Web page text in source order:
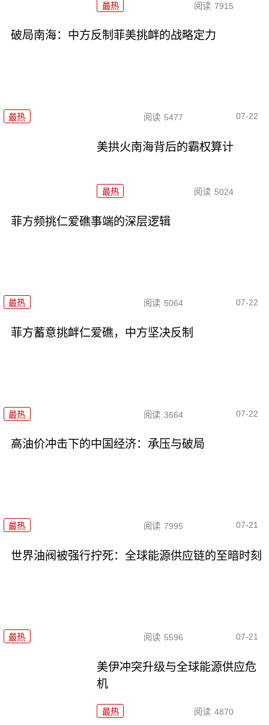
最热 阅读 7915
破局南海：中方反制菲美挑衅的战略定力
最热 阅读 5477 07-22
美拱火南海背后的霸权算计
最热 阅读 5024
菲方频挑仁爱礁事端的深层逻辑
最热 阅读 5064 07-22
菲方蓄意挑衅仁爱礁，中方坚决反制
最热 阅读 3664 07-22
高油价冲击下的中国经济：承压与破局
最热 阅读 7995 07-21
世界油阀被强行拧死：全球能源供应链的至暗时刻
最热 阅读 5596 07-21
美伊冲突升级与全球能源供应危
机
最热 阅读 4870